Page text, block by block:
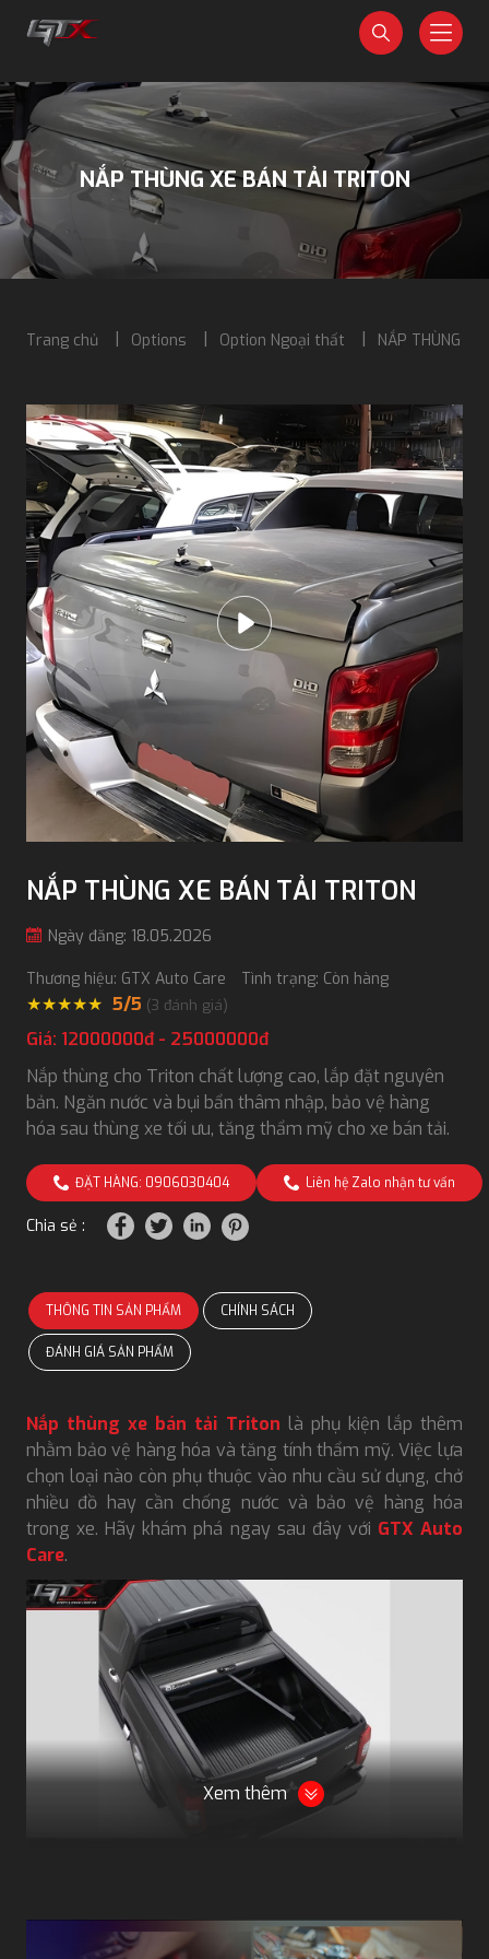
NẮP THÙNG XE BÁN TẢI TRITON
Trang chủ Options Option Ngoại thất NẮP THÙNG XE
NẮP THÙNG XE BÁN TẢI TRITON
Ngày đăng: 18.05.2026
Thương hiệu: GTX Auto Care Tình trạng: Còn hàng
★★★★★ 5/5 (3 đánh giá)
Giá: 12000000đ - 25000000đ
Nắp thùng cho Triton chất lượng cao, lắp đặt nguyên
bản. Ngăn nước và bụi bẩn thâm nhập, bảo vệ hàng
hóa sau thùng xe tối ưu, tăng thẩm mỹ cho xe bán tải.
ĐẶT HÀNG: 0906030404 Liên hệ Zalo nhận tư vấn
Chia sẻ :
THÔNG TIN SẢN PHẨM CHÍNH SÁCH
ĐÁNH GIÁ SẢN PHẨM
Nắp thùng xe bán tải Triton là phụ kiện lắp thêm
nhằm bảo vệ hàng hóa và tăng tính thẩm mỹ. Việc lựa
chọn loại nào còn phụ thuộc vào nhu cầu sử dụng, chở
nhiều đồ hay cần chống nước và bảo vệ hàng hóa
trong xe. Hãy khám phá ngay sau đây với GTX Auto
Care.
Các loại nắp thùng dành cho Triton
Xem thêm